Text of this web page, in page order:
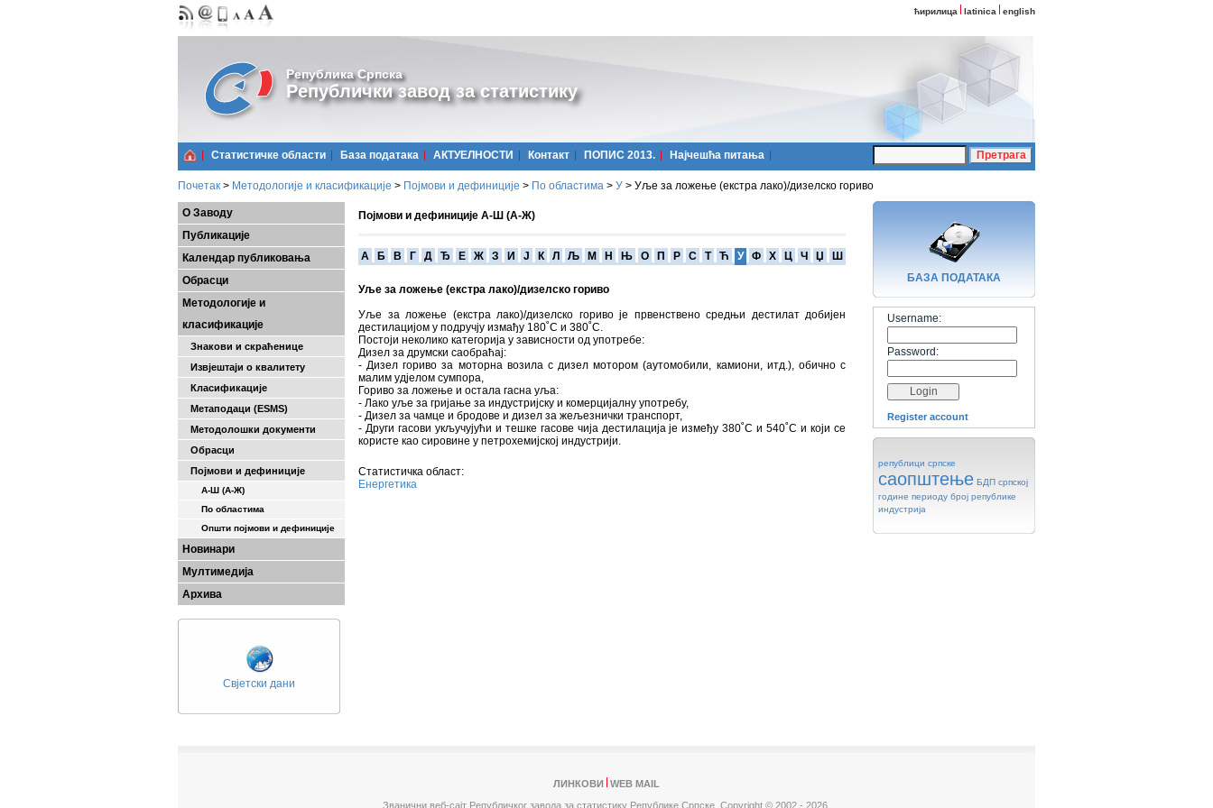
ћирилица latinica english
Република Српска
Републички завод за статистику
Статистичке области Базa података АКТУЕЛНОСТИ Контакт ПОПИС 2013. Најчешћa питања
Почетак > Методологије и класификације > Појмови и дефиниције > По областима > У > Уље за ложење (екстра лако)/дизелско гориво
О Заводу
Публикације
Календар публиковања
Обрасци
Методологије и
класификације
Знакови и скраћенице
Извјештаји о квалитету
Класификације
Метаподаци (ESMS)
Методолошки документи
Обрасци
Појмови и дефиниције
А-Ш (A-Ж)
По областима
Општи појмови и дефиниције
Новинари
Мултимедија
Архива
Свјетски дани
Појмови и дефиниције А-Ш (А-Ж)
A Б В Г Д Ђ Е Ж З И Ј К Л Љ М Н Њ О П Р С Т Ћ У Ф Х Ц Ч Џ Ш
Уље за ложење (екстра лако)/дизелско гориво
Уље за ложење (екстра лако)/дизелско гориво је првенствено средњи дестилат добијен
дестилацијом у подручју измађу 180˚C и 380˚C.
Постоји неколико категорија у зависности од употребе:
Дизел за друмски саобраћај:
- Дизел гориво за моторна возила с дизел мотором (аутомобили, камиони, итд.), обично с
малим удјелом сумпора,
Гориво за ложење и остала гасна уља:
- Лако уље за гријање за индустријску и комерцијалну употребу,
- Дизел за чамце и бродове и дизел за жељезнички транспорт,
- Други гасови укључујући и тешке гасове чија дестилација је између 380˚C и 540˚C и који се
користе као сировине у петрохемијској индустрији.
Статистичка област:
Енергетика
БАЗA ПОДАТАКА
Username:
Password:
Register account
републици српске
саопштење БДП српској
године периоду број републике
индустрија
ЛИНКОВИ
WEB MAIL
Званични веб-сајт Републичког завода за статистику Републике Српске, Copyright © 2002 - 2026.